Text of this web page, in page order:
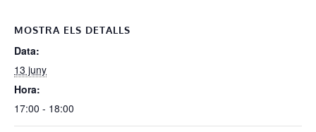
MOSTRA ELS DETALLS
Data:
13 juny
Hora:
17:00 - 18:00